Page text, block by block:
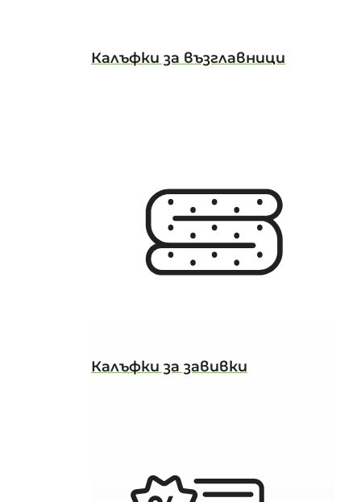
Калъфки за възглавници
Калъфки за завивки